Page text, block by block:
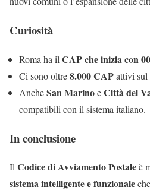
Curiosità
Roma ha il CAP che inizia con 00
Ci sono oltre8.000 CAPattivi sul
AncheSan MarinoeCittà del
compatibili con il sistema italiano.
In conclusione
IlCodice di Avviamento Postaleè
sistema intelligente e funzionale